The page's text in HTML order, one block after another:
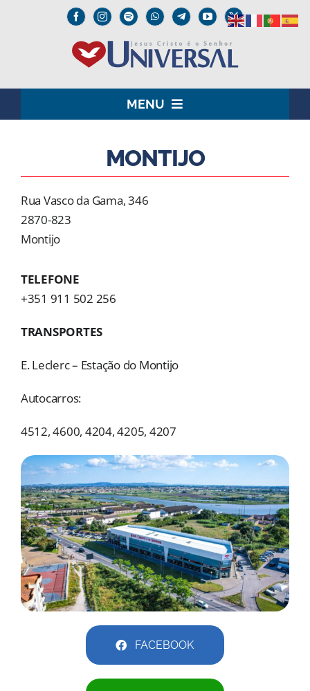
MENU
INSTITUCIONAL
UNIVERSAL+
MEDIA
MONTIJO
Rua Vasco da Gama, 346
2870-823
Montijo
TELEFONE
+351 911 502 256
TRANSPORTES
E. Leclerc – Estação do Montijo
Autocarros:
4512, 4600, 4204, 4205, 4207
FACEBOOK